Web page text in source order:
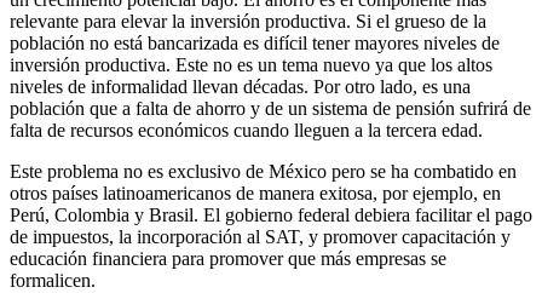
relevante para elevar la inversión productiva. Si el grueso de la
población no está bancarizada es difícil tener mayores niveles de
inversión productiva. Este no es un tema nuevo ya que los altos
niveles de informalidad llevan décadas. Por otro lado, es una
población que a falta de ahorro y de un sistema de pensión sufrirá de
falta de recursos económicos cuando lleguen a la tercera edad.
Este problema no es exclusivo de México pero se ha combatido en
otros países latinoamericanos de manera exitosa, por ejemplo, en
Perú, Colombia y Brasil. El gobierno federal debiera facilitar el pago
de impuestos, la incorporación al SAT, y promover capacitación y
educación financiera para promover que más empresas se
formalicen.